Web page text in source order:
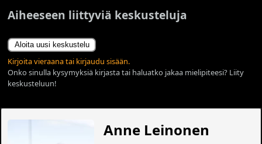
Aiheeseen liittyviä keskusteluja
Aloita uusi keskustelu
Kirjoita vieraana tai kirjaudu sisään.
Onko sinulla kysymyksiä kirjasta tai haluatko jakaa mielipiteesi? Liity
keskusteluun!
Anne Leinonen